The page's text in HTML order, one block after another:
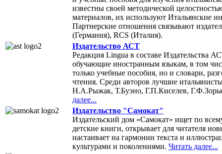
известны своей методической
материалов, их используют Итальянские
Партнерские отношения связывают
(Германия), RCS (Италия).
Издательство АСТ
Редакция Lingua в составе Издательства
обучающие иностранным языкам, в том
только учебные пособия, но и словари,
чтения. Среди авторов лучшие
Н.А.Рыжак, Т.Буэно, Г.П.Киселев,
далее...
Издательство "Самокат"
Издательский дом «Самокат» ищет по
детские книги, открывает для читателя
настаивает на гармонии текста и
культурами и поколениями. Читать далее...